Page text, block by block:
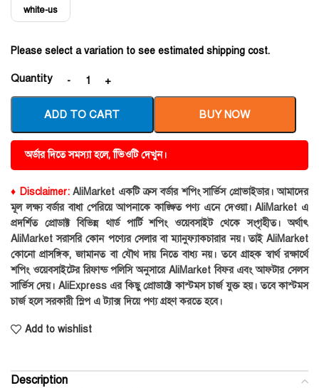
white-us
Please select a variation to see estimated shipping cost.
Quantity
ADD TO CART BUY NOW
অর্ডার দিতে সমস্যা হলে, ভিিওটি দেখুন।
♦ Disclaimer:AliMarket একটি ক্রস বর্ডার শপিং সার্ভিস প্রোভাইডার। আমাদের
মূল লক্ষ্য বর্ডার বাধা পেরিয়ে আপনাকে কাঙ্ক্ষিত পণ্য এনে দেওয়া। AliMarket এ
প্রদর্শিত প্রোডাক্ট বিভিন্ন থার্ড পার্টি শপিং ওয়েবসাইট থেকে সংগৃহীত। অর্থাৎ
AliMarket সরাসরি কোন পণ্যের সেলার বা ম্যানুফ্যাকচারার নয়। তাই AliMarket
কোনো প্রাসঙ্গিক, জামানত বা যৌথ দায় নিতে বাধ্য নয়। তবে গ্রাহক স্বার্থ রক্ষার্থে
শপিং ওয়েবসাইটের রিফান্ড পলিসি অনুসারে AliMarket বিফর এবং আফটার সেলস
সার্ভিস দেয়। AliExpress এর কিছু প্রোডাক্টে কাস্টমস চার্জ যুক্ত হয়। তবে কাস্টমস
চার্জ হলে সরকারী স্লিপ এ ট্যাক্স দিয়ে পণ্য গ্রহণ করতে হবে।
Add to wishlist
Description